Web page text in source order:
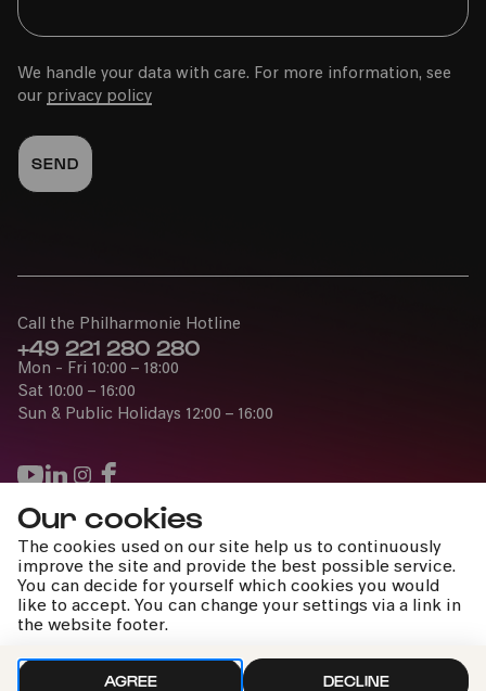
Our cookies
The cookies used on our site help us to continuously
improve the site and provide the best possible service.
You can decide for yourself which cookies you would
like to accept. You can change your settings via a link in
the website footer.
AGREE DECLINE
We handle your data with care. For more information, see
our privacy policy
Press
Jobs
News
Contact
Submit a withdrawal request
Call the Philharmonie Hotline
+49 221 280 280
Mon - Fri 10:00 – 18:00
Sat 10:00 – 16:00
Sun & Public Holidays 12:00 – 16:00